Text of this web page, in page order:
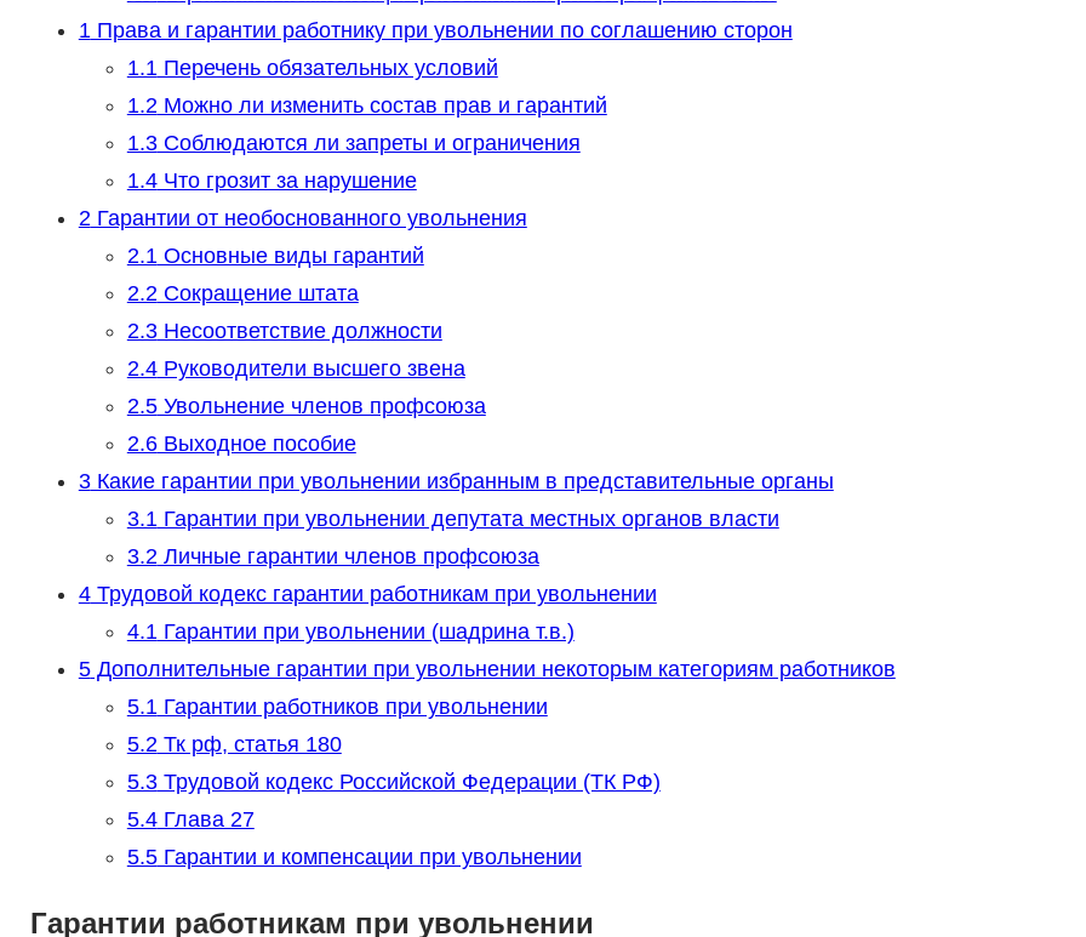
1Права и гарантии работнику при увольнении по соглашению сторон
1.1Перечень обязательных условий
1.2Можно ли изменить состав прав и гарантий
1.3Соблюдаются ли запреты и ограничения
1.4Что грозит за нарушение
2Гарантии от необоснованного увольнения
2.1Основные виды гарантий
2.2Сокращение штата
2.3Несоответствие должности
2.4Руководители высшего звена
2.5Увольнение членов профсоюза
2.6Выходное пособие
3Какие гарантии при увольнении избранным в представительные органы
3.1Гарантии при увольнении депутата местных органов власти
3.2Личные гарантии членов профсоюза
4Трудовой кодекс гарантии работникам при увольнении
4.1Гарантии при увольнении (шадрина т.в.)
5Дополнительные гарантии при увольнении некоторым категориям работников
5.1Гарантии работников при увольнении
5.2Тк рф, статья 180
5.3Трудовой кодекс Российской Федерации (ТК РФ)
5.4Глава 27
5.5Гарантии и компенсации при увольнении
Гарантии работникам при увольнении